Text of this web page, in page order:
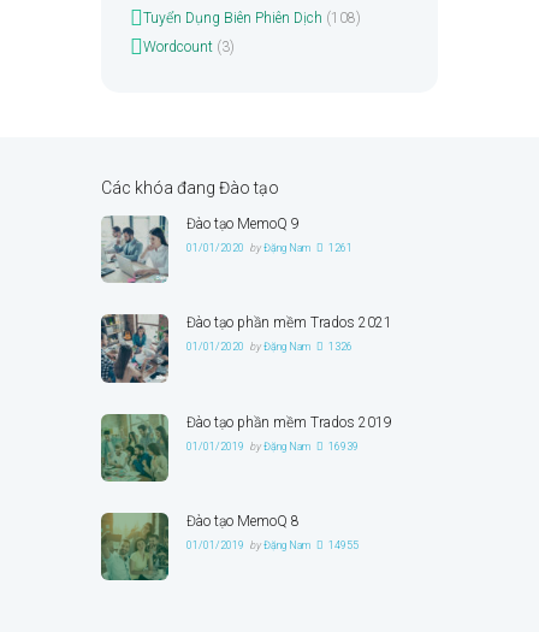
Tuyển Dụng Biên Phiên Dịch (108)
Wordcount(3)
Các khóa đang Đào tạo
Đào tạo MemoQ 9
01/01/2020 byĐặng Nam 1261
Đào tạo phần mềm Trados 2021
01/01/2020 byĐặng Nam 1326
Đào tạo phần mềm Trados 2019
01/01/2019 byĐặng Nam 16939
Đào tạo MemoQ 8
01/01/2019 byĐặng Nam 14955